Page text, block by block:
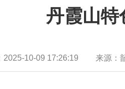
丹霞山特
2025-10-09 17:26:19 来源：